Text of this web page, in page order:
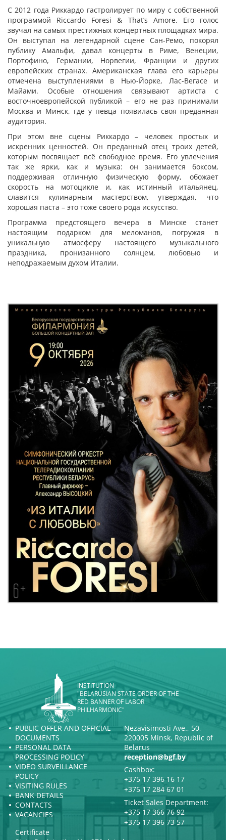
С 2012 года Риккардо гастролирует по миру с собственной
программой Riccardo Foresi & That’s Amore. Его голос
звучал на самых престижных концертных площадках мира.
Он выступал на легендарной сцене Сан-Ремо, покорял
публику Амальфи, давал концерты в Риме, Венеции,
Портофино, Германии, Норвегии, Франции и других
европейских странах. Американская глава его карьеры
отмечена выступлениями в Нью-Йорке, Лас-Вегасе и
Майами. Особые отношения связывают артиста с
восточноевропейской публикой – его не раз принимали
Москва и Минск, где у певца появилась своя преданная
аудитория.
При этом вне сцены Риккардо – человек простых и
искренних ценностей. Он преданный отец троих детей,
которым посвящает всё свободное время. Его увлечения
так же ярки, как и музыка: он занимается боксом,
поддерживая отличную физическую форму, обожает
скорость на мотоцикле и, как истинный итальянец,
славится кулинарным мастерством, утверждая, что
хорошая паста – это тоже своего рода искусство.
Программа предстоящего вечера в Минске станет
настоящим подарком для меломанов, погружая в
уникальную атмосферу настоящего музыкального
праздника, пронизанного солнцем, любовью и
неподражаемым духом Италии.
INSTITUTION
"BELARUSIAN STATE ORDER OF THE
RED BANNER OF LABOR
PHILHARMONIC"
PUBLIC OFFER AND OFFICIAL
DOCUMENTS
PERSONAL DATA
PROCESSING POLICY
VIDEO SURVEILLANCE
POLICY
VISITING RULES
BANK DETAILS
CONTACTS
VACANCIES
Nezavisimosti Ave., 50,
220005 Minsk, Republic of
Belarus
reception@bgf.by
Cashbox:
+375 17 396 16 17
+375 17 284 67 01
Ticket Sales Department:
+375 17 366 76 92
+375 17 396 73 57
Certificate